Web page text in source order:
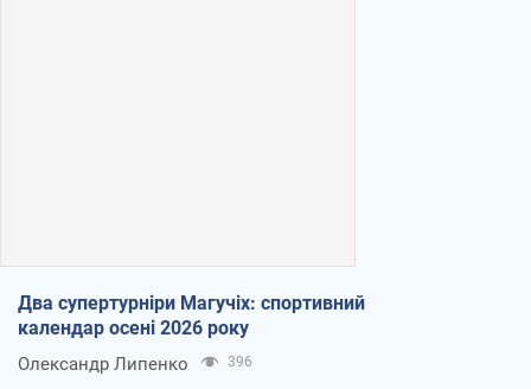
Два супертурніри Магучіх: спортивний
календар осені 2026 року
Олександр Липенко 396